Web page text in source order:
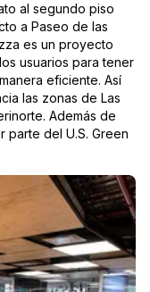
al segundo piso
a Paseo de las
es un proyecto
usuarios para tener
eficiente. Así
las zonas de Las
Además de
parte del U.S. Green